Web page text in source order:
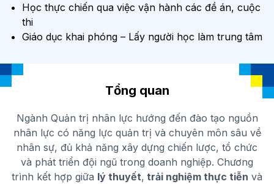
Học thực chiến qua việc vận hành các đề án, cuộc
thi
Giáo dục khai phóng – Lấy người học làm trung tâm
Tổng quan
Ngành Quản trị nhân lực hướng đến đào tạo nguồn
nhân lực có năng lực quản trị và chuyên môn sâu về
nhân sự, đủ khả năng xây dựng chiến lược, tổ chức
và phát triển đội ngũ trong doanh nghiệp. Chương
trình kết hợp giữa lý thuyết, trải nghiệm thực tiễn và